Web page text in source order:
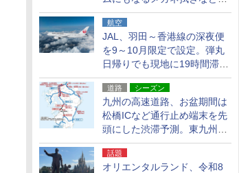
貨24種
航空
JAL、羽田～香港線の深夜便
を9～10月限定で設定。弾丸
日帰りでも現地に19時間滞在
できる
道路 シーズン
九州の高速道路、お盆期間は
松橋ICなど通行止め端末を先
頭にした渋滞予測。東九州道
への迂回は料金調整を実施
話題
オリエンタルランド、令和8